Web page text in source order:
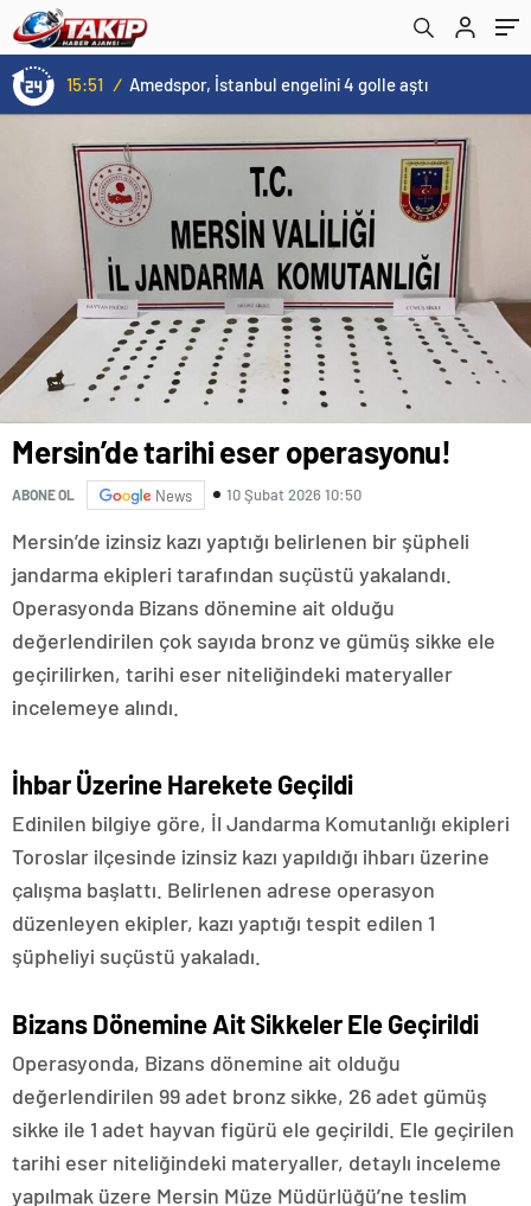
15:51 / Amedspor, İstanbul engelini 4 golle aştı
Mersin’de tarihi eser operasyonu!
ABONE OL News 10 Şubat 2026 10:50
Mersin’de izinsiz kazı yaptığı belirlenen bir şüpheli
jandarma ekipleri tarafından suçüstü yakalandı.
Operasyonda Bizans dönemine ait olduğu
değerlendirilen çok sayıda bronz ve gümüş sikke ele
geçirilirken, tarihi eser niteliğindeki materyaller
incelemeye alındı.
İhbar Üzerine Harekete Geçildi
Edinilen bilgiye göre, İl Jandarma Komutanlığı ekipleri
Toroslar ilçesinde izinsiz kazı yapıldığı ihbarı üzerine
çalışma başlattı. Belirlenen adrese operasyon
düzenleyen ekipler, kazı yaptığı tespit edilen 1
şüpheliyi suçüstü yakaladı.
Bizans Dönemine Ait Sikkeler Ele Geçirildi
Operasyonda, Bizans dönemine ait olduğu
değerlendirilen 99 adet bronz sikke, 26 adet gümüş
sikke ile 1 adet hayvan figürü ele geçirildi. Ele geçirilen
tarihi eser niteliğindeki materyaller, detaylı inceleme
yapılmak üzere Mersin Müze Müdürlüğü’ne teslim